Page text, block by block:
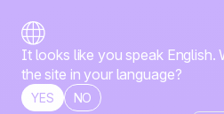
It looks like you speak English.
the site in your language?
YES NO